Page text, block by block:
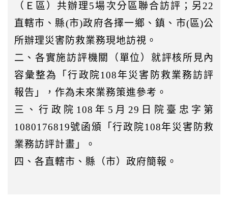
（Ｅ區）共辦理5場次分區聯合訪評；另22
直轄市、縣(市)政府各擇一鄉、鎮、市(區)公
所辦理災害防救業務現地訪視。
二、各實施訪評機關（單位）就評核所見內
容彙整為「行政院108年災害防救業務訪評
報告」，作為未來業務策進參考。
三、行政院108年5月29日院臺忠字第
1080176819號函頒「行政院108年災害防救
業務訪評計畫」。
四、各直轄市、縣（市）政府簡報。